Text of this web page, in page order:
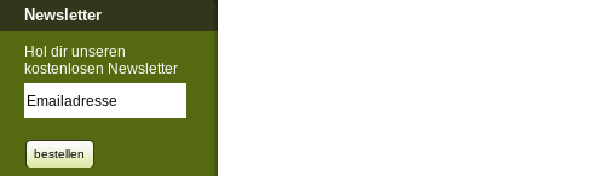
Newsletter
Hol dir unseren
kostenlosen Newsletter